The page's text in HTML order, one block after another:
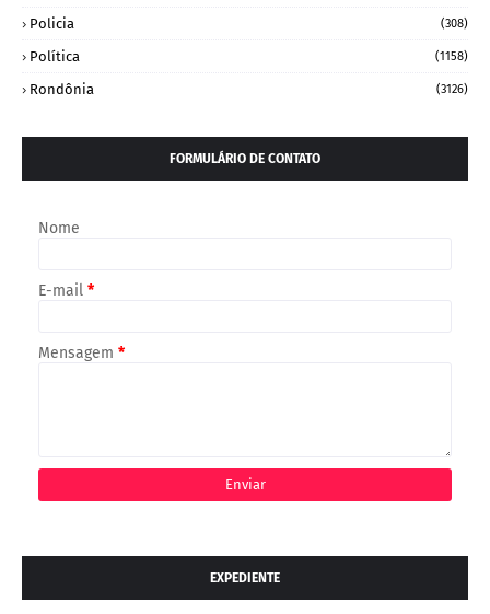
Policia (308)
Política (1158)
Rondônia (3126)
FORMULÁRIO DE CONTATO
Nome
E-mail *
Mensagem *
EXPEDIENTE